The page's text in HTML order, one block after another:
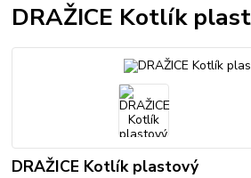
DRAŽICE Kotlík
DRAŽICE Kotlík plastový